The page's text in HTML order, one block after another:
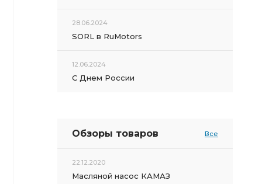
28.06.2024
SORL в RuMotors
12.06.2024
С Днем России
Обзоры товаров Все
22.12.2020
Масляной насос КАМАЗ